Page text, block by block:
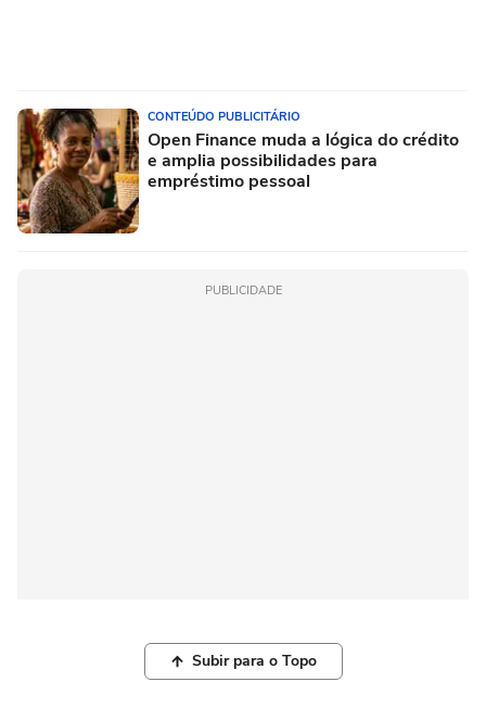
CONTEÚDO PUBLICITÁRIO
Open Finance muda a lógica do crédito
e amplia possibilidades para
empréstimo pessoal
PUBLICIDADE
Subir para o Topo